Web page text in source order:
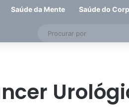
Saúde da Mente Saúde do